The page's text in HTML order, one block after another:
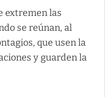
extremen las
se reúnan, al
que usen la
y guarden la